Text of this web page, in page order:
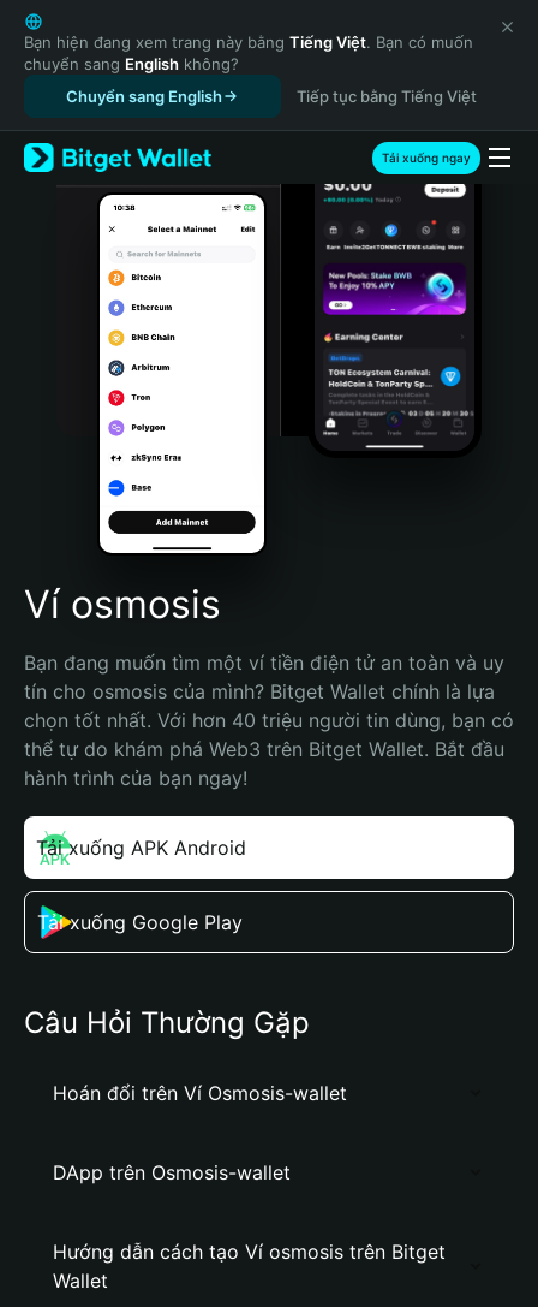
English
日本語
Tiếng Việt
Русский
Español (Latinoamérica)
Türkçe
Italiano
Português (Portugal)
Bahasa Indonesia
Português (Brasil)
Español (Argentina)
Bạn hiện đang xem trang này bằng Tiếng Việt. Bạn có muốn
chuyển sang English không?
Chuyển sang English
Tiếp tục bằng Tiếng Việt
Tải xuống ngay
Ví osmosis
Bạn đang muốn tìm một ví tiền điện tử an toàn và uy
tín cho osmosis của mình? Bitget Wallet chính là lựa
chọn tốt nhất. Với hơn 40 triệu người tin dùng, bạn có
thể tự do khám phá Web3 trên Bitget Wallet. Bắt đầu
hành trình của bạn ngay!
Tải xuống APK Android
Tải xuống Google Play
Câu Hỏi Thường Gặp
Hoán đổi trên Ví Osmosis-wallet
DApp trên Osmosis-wallet
Hướng dẫn cách tạo Ví osmosis trên Bitget
Wallet